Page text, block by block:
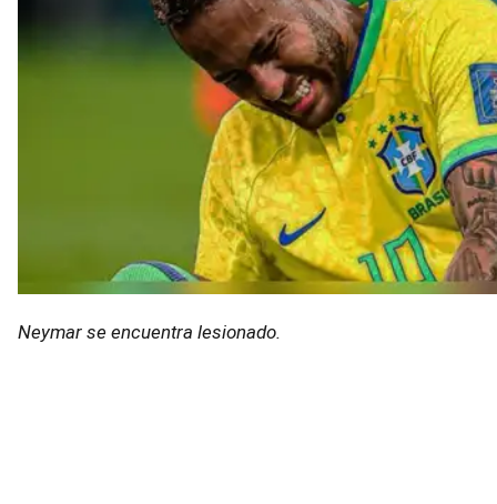
Neymar se encuentra lesionado.